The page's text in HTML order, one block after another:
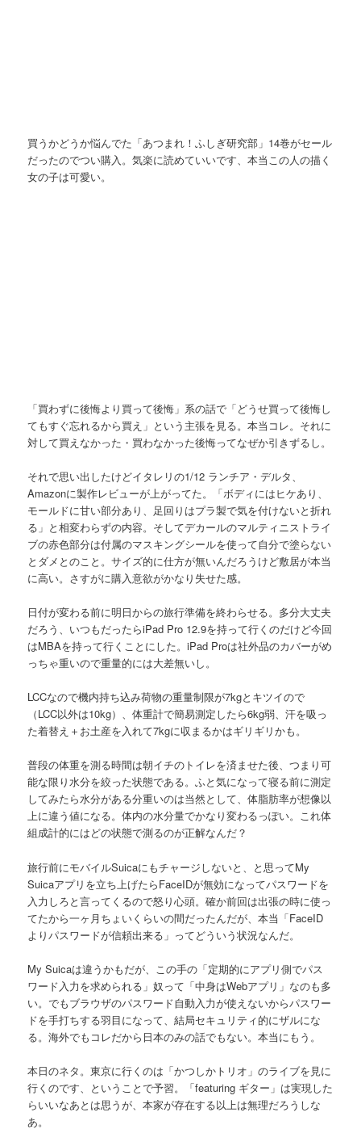
買うかどうか悩んでた「あつまれ！ふしぎ研究部」14巻がセール
だったのでつい購入。気楽に読めていいです、本当この人の描く
女の子は可愛い。
「買わずに後悔より買って後悔」系の話で「どうせ買って後悔し
てもすぐ忘れるから買え」という主張を見る。本当コレ。それに
対して買えなかった・買わなかった後悔ってなぜか引きずるし。
それで思い出したけどイタレリの1/12 ランチア・デルタ、
Amazonに製作レビューが上がってた。「ボディにはヒケあり、
モールドに甘い部分あり、足回りはプラ製で気を付けないと折れ
る」と相変わらずの内容。そしてデカールのマルティニストライ
ブの赤色部分は付属のマスキングシールを使って自分で塗らない
とダメとのこと。サイズ的に仕方が無いんだろうけど敷居が本当
に高い。さすがに購入意欲がかなり失せた感。
日付が変わる前に明日からの旅行準備を終わらせる。多分大丈夫
だろう、いつもだったらiPad Pro 12.9を持って行くのだけど今回
はMBAを持って行くことにした。iPad Proは社外品のカバーがめ
っちゃ重いので重量的には大差無いし。
LCCなので機内持ち込み荷物の重量制限が7kgとキツイので
（LCC以外は10kg）、体重計で簡易測定したら6kg弱、汗を吸っ
た着替え＋お土産を入れて7kgに収まるかはギリギリかも。
普段の体重を測る時間は朝イチのトイレを済ませた後、つまり可
能な限り水分を絞った状態である。ふと気になって寝る前に測定
してみたら水分がある分重いのは当然として、体脂肪率が想像以
上に違う値になる。体内の水分量でかなり変わるっぽい。これ体
組成計的にはどの状態で測るのが正解なんだ？
旅行前にモバイルSuicaにもチャージしないと、と思ってMy
Suicaアプリを立ち上げたらFaceIDが無効になってパスワードを
入力しろと言ってくるので怒り心頭。確か前回は出張の時に使っ
てたから一ヶ月ちょいくらいの間だったんだが、本当「FaceID
よりパスワードが信頼出来る」ってどういう状況なんだ。
My Suicaは違うかもだが、この手の「定期的にアプリ側でパス
ワード入力を求められる」奴って「中身はWebアプリ」なのも多
い。でもブラウザのパスワード自動入力が使えないからパスワー
ドを手打ちする羽目になって、結局セキュリティ的にザルにな
る。海外でもコレだから日本のみの話でもない。本当にもう。
本日のネタ。東京に行くのは「かつしかトリオ」のライブを見に
行くのです、ということで予習。「featuring ギター」は実現した
らいいなあとは思うが、本家が存在する以上は無理だろうしな
あ。